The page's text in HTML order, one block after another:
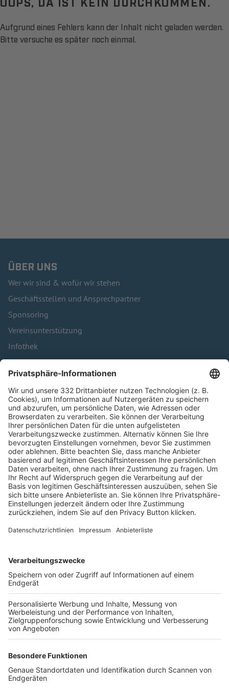
Aufgrund eines Fehlers kann der Inhalt nicht geladen werden.
Bitte versuche es später noch einmal.
ÜBER UNS
Wer wir sind & wofür wir stehen
Geschäftsstellen und Ansprechpartner
Sponsoring
Vereinsunterstützung
Infothek
Kontakt
HÄUFIG BESUCHTE SEITEN
Pässe und Vereinswechsel
Trainerausbildung
Schulungsangebot Vereinsmitarbeiter
BFV-Geschäftsstellen
Trainerbörse
Login SpielPlus
FOLGE DEM BFV
TOP-VEREINE
TOP-PARTNER